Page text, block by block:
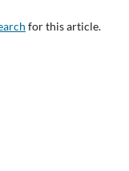
for this article.